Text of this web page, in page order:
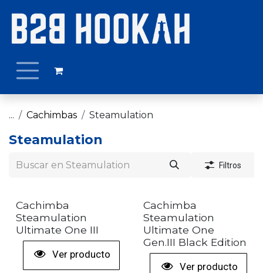
... Cachimbas Steamulation
Steamulation
Filtros
+ COLORES
Cachimba
Steamulation
Ultimate One III
Ver producto
Cachimba
Steamulation
Ultimate One
Gen.III Black Edition
Ver producto